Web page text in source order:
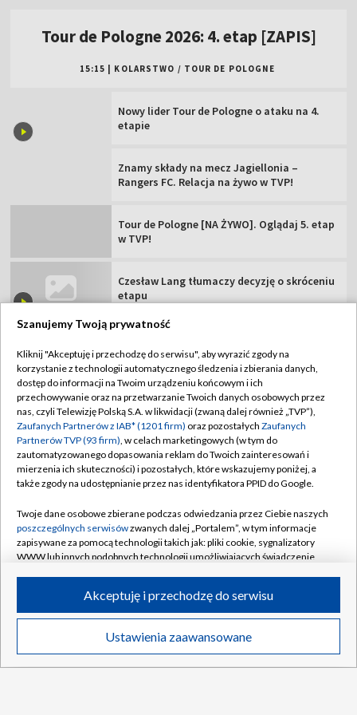
Transmisje Wideo
Rangers FC. Relacja na żywo w TVP!
Tour de Pologne [NA ŻYWO]. Oglądaj 5. etap
Czesław Lang tłumaczy decyzję o skróceniu
Czwarty etap skrócony! Nowy lider 83. Tour
Dramatyczny mecz Polaków na ME. Mundial
TVP
Abonament TVP
Sklep TVP
Biuro Reklamy
Oferta Handlowa
Telegazeta ogłoszenia
Rada Programowa
Ogłoszenia przetargowe
Akademia Telewizyjna
Informacje o nadawcy
System NOS
Regulamin TVP
Polityka prywatności
Moje zgody
Biuro reklamy
Kontakt
Kanały
©2026 Telewizja Polska Spółka Akcyjna w likwidacji
Szanujemy Twoją prywatność
Kliknij "Akceptuję i przechodzę do serwisu", aby wyrazić zgody na
korzystanie z technologii automatycznego śledzenia i zbierania danych,
dostęp do informacji na Twoim urządzeniu końcowym i ich
przechowywanie oraz na przetwarzanie Twoich danych osobowych przez
nas, czyli Telewizję Polską S.A. w likwidacji (zwaną dalej również „TVP”),
Zaufanych Partnerów z IAB* (1201 firm) oraz pozostałych Zaufanych
Partnerów TVP (93 firm), w celach marketingowych (w tym do
zautomatyzowanego dopasowania reklam do Twoich zainteresowań i
mierzenia ich skuteczności) i pozostałych, które wskazujemy poniżej, a
także zgody na udostępnianie przez nas identyfikatora PPID do Google.
Twoje dane osobowe zbierane podczas odwiedzania przez Ciebie naszych
poszczególnych serwisówzwanych dalej „Portalem”, w tym informacje
zapisywane za pomocą technologii takich jak: pliki cookie, sygnalizatory
WWW lub innych podobnych technologii umożliwiających świadczenie
ruchu w Internecie.
Twoje dane osobowe zbierane podczas odwiedzania przez Ciebie
poszczególnych serwisówna Portalu, takie jak adresy IP, identyfikatory
Ustawienia zaawansowane
Akceptuję i przechodzę do serwisu